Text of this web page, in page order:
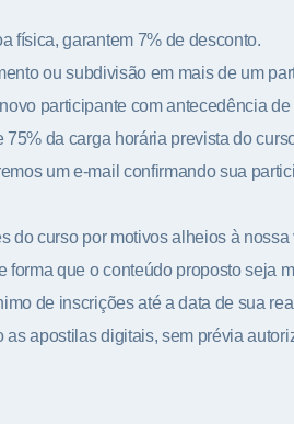
física, garantem 7% de desconto.
ou subdivisão em mais de um
participante com antecedência
da carga horária prevista do
um e-mail confirmando sua
curso por motivos alheios à
forma que o conteúdo proposto seja
de inscrições até a data de sua
apostilas digitais, sem prévia